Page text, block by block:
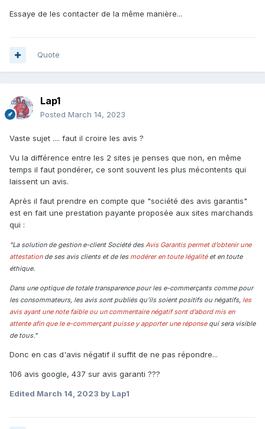
Essaye de les contacter de la même manière...
Quote
Lap1
Posted March 14, 2023
Vaste sujet .... faut il croire les avis ?
Vu la différence entre les 2 sites je penses que non, en même
temps il faut pondérer, ce sont souvent les plus mécontents qui
laissent un avis.
Après il faut prendre en compte que "société des avis garantis"
est en fait une prestation payante proposée aux sites marchands
qui :
"La solution de gestion e-client Société des Avis Garantis permet d’obtenir une
attestationde ses avis clients et de les modérer en toute légalitéet en toute
éthique.
Dans une optique de totale transparence pour les e-commerçants comme pour
les consommateurs, les avis sont publiés qu’ils soient positifs ou négatifs, les
avis ayant une note faible ou un commentaire négatif sont d’abord mis en
attente afin que le e-commerçant puisse y apporter une réponse qui sera visible
de tous."
Donc en cas d'avis négatif il suffit de ne pas répondre...
106 avis google, 437 sur avis garanti ???
Edited March 14, 2023 by Lap1